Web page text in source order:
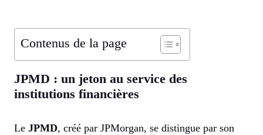
Contenus de la page
JPMD : un jeton au service des
institutions financières
Le JPMD, créé par JPMorgan, se distingue par son